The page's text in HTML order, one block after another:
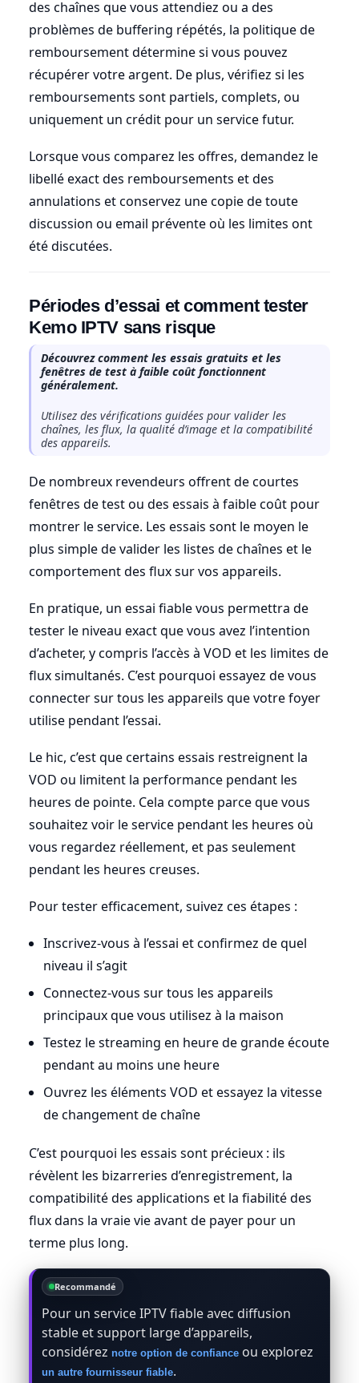
des chaînes que vous attendiez ou a des
problèmes de buffering répétés, la politique de
remboursement détermine si vous pouvez
récupérer votre argent. De plus, vérifiez si les
remboursements sont partiels, complets, ou
uniquement un crédit pour un service futur.
Lorsque vous comparez les offres, demandez le
libellé exact des remboursements et des
annulations et conservez une copie de toute
discussion ou email prévente où les limites ont
été discutées.
Périodes d’essai et comment tester
Kemo IPTV sans risque
Découvrez comment les essais gratuits et les
fenêtres de test à faible coût fonctionnent
généralement.
Utilisez des vérifications guidées pour valider les
chaînes, les flux, la qualité d’image et la compatibilité
des appareils.
De nombreux revendeurs offrent de courtes
fenêtres de test ou des essais à faible coût pour
montrer le service. Les essais sont le moyen le
plus simple de valider les listes de chaînes et le
comportement des flux sur vos appareils.
En pratique, un essai fiable vous permettra de
tester le niveau exact que vous avez l’intention
d’acheter, y compris l’accès à VOD et les limites de
flux simultanés. C’est pourquoi essayez de vous
connecter sur tous les appareils que votre foyer
utilise pendant l’essai.
Le hic, c’est que certains essais restreignent la
VOD ou limitent la performance pendant les
heures de pointe. Cela compte parce que vous
souhaitez voir le service pendant les heures où
vous regardez réellement, et pas seulement
pendant les heures creuses.
Pour tester efficacement, suivez ces étapes :
Inscrivez-vous à l’essai et confirmez de quel
niveau il s’agit
Connectez-vous sur tous les appareils
principaux que vous utilisez à la maison
Testez le streaming en heure de grande écoute
pendant au moins une heure
Ouvrez les éléments VOD et essayez la vitesse
de changement de chaîne
C’est pourquoi les essais sont précieux : ils
révèlent les bizarreries d’enregistrement, la
compatibilité des applications et la fiabilité des
flux dans la vraie vie avant de payer pour un
terme plus long.
Recommandé
Pour un service IPTV fiable avec diffusion
stable et support large d’appareils,
considérez notre option de confiance ou explorez
un autre fournisseur fiable.